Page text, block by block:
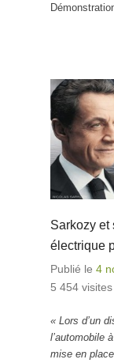
Sarkozy et
électrique
Publié le 4
5 454 visites
« Lors d’un
l’automobile
mise en